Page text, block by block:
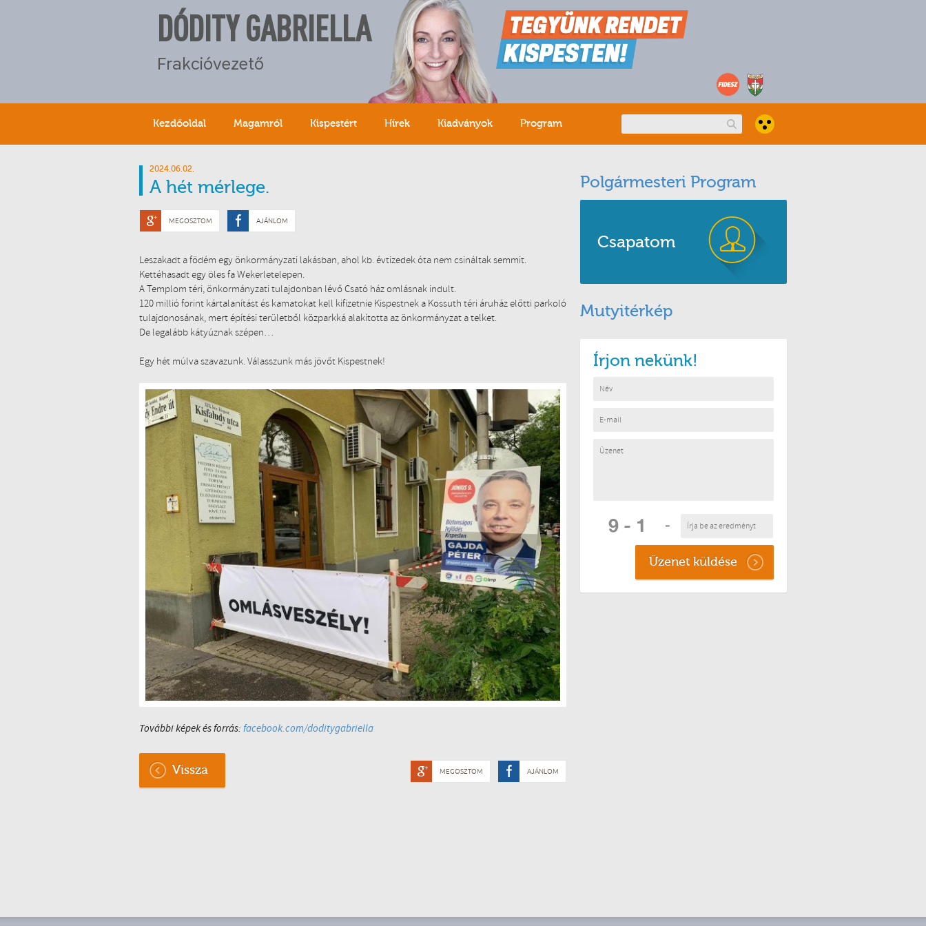
DÓDITY GABRIELLA
Frakcióvezető
Kezdőoldal Magamról Kispestért Hírek Kiadványok Program
2024.06.02.
A hét mérlege.
MEGOSZTOM AJÁNLOM
Leszakadt a födém egy önkormányzati lakásban, ahol kb. évtizedek óta nem csináltak semmit.
Kettéhasadt egy öles fa Wekerletelepen.
A Templom téri, önkormányzati tulajdonban lévő Csató ház omlásnak indult.
120 millió forint kártalanítást és kamatokat kell kifizetnie Kispestnek a Kossuth téri áruház előtti parkoló
tulajdonosának, mert építési területből közparkká alakította az önkormányzat a telket.
De legalább kátyúznak szépen…
Egy hét múlva szavazunk. Válasszunk más jövőt Kispestnek!
További képek és forrás: facebook.com/doditygabriella
Vissza MEGOSZTOM AJÁNLOM
Polgármesteri Program
Csapatom
Mutyitérkép
Írjon nekünk!
=
Üzenet küldése